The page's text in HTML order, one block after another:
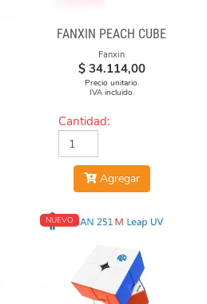
FANXIN PEACH CUBE
Fanxin
$ 34.114,00
Precio unitario.
IVA incluido.
Cantidad:
Agregar
NUEVO